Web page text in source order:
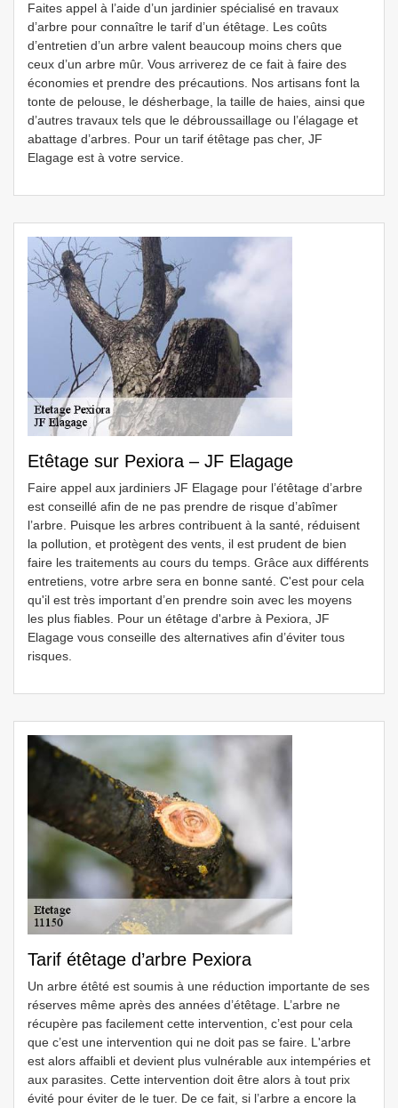
Faites appel à l’aide d’un jardinier spécialisé en travaux
d’arbre pour connaître le tarif d’un étêtage. Les coûts
d’entretien d’un arbre valent beaucoup moins chers que
ceux d’un arbre mûr. Vous arriverez de ce fait à faire des
économies et prendre des précautions. Nos artisans font la
tonte de pelouse, le désherbage, la taille de haies, ainsi que
d’autres travaux tels que le débroussaillage ou l’élagage et
abattage d’arbres. Pour un tarif étêtage pas cher, JF
Elagage est à votre service.
Etêtage sur Pexiora – JF Elagage
Faire appel aux jardiniers JF Elagage pour l’étêtage d’arbre
est conseillé afin de ne pas prendre de risque d’abîmer
l’arbre. Puisque les arbres contribuent à la santé, réduisent
la pollution, et protègent des vents, il est prudent de bien
faire les traitements au cours du temps. Grâce aux différents
entretiens, votre arbre sera en bonne santé. C'est pour cela
qu'il est très important d’en prendre soin avec les moyens
les plus fiables. Pour un étêtage d'arbre à Pexiora, JF
Elagage vous conseille des alternatives afin d’éviter tous
risques.
Tarif étêtage d’arbre Pexiora
Un arbre étêté est soumis à une réduction importante de ses
réserves même après des années d’étêtage. L’arbre ne
récupère pas facilement cette intervention, c’est pour cela
que c’est une intervention qui ne doit pas se faire. L'arbre
est alors affaibli et devient plus vulnérable aux intempéries et
aux parasites. Cette intervention doit être alors à tout prix
évité pour éviter de le tuer. De ce fait, si l’arbre a encore la